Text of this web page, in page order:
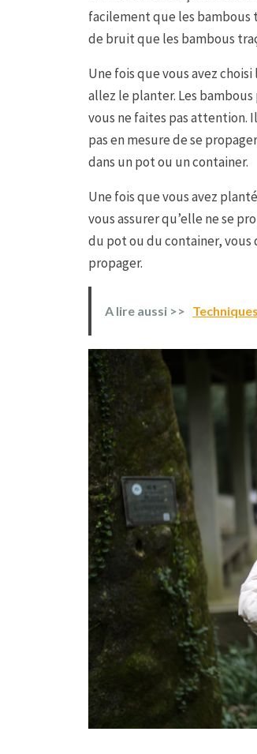
facilement que les bambous
de bruit que les bambous
Une fois que vous avez
allez le planter. Les
vous ne faites pas attention.
pas en mesure de se
dans un pot ou un container.
Une fois que vous avez
vous assurer qu’elle ne se
du pot ou du container, vous
propager.
A lire aussi >>